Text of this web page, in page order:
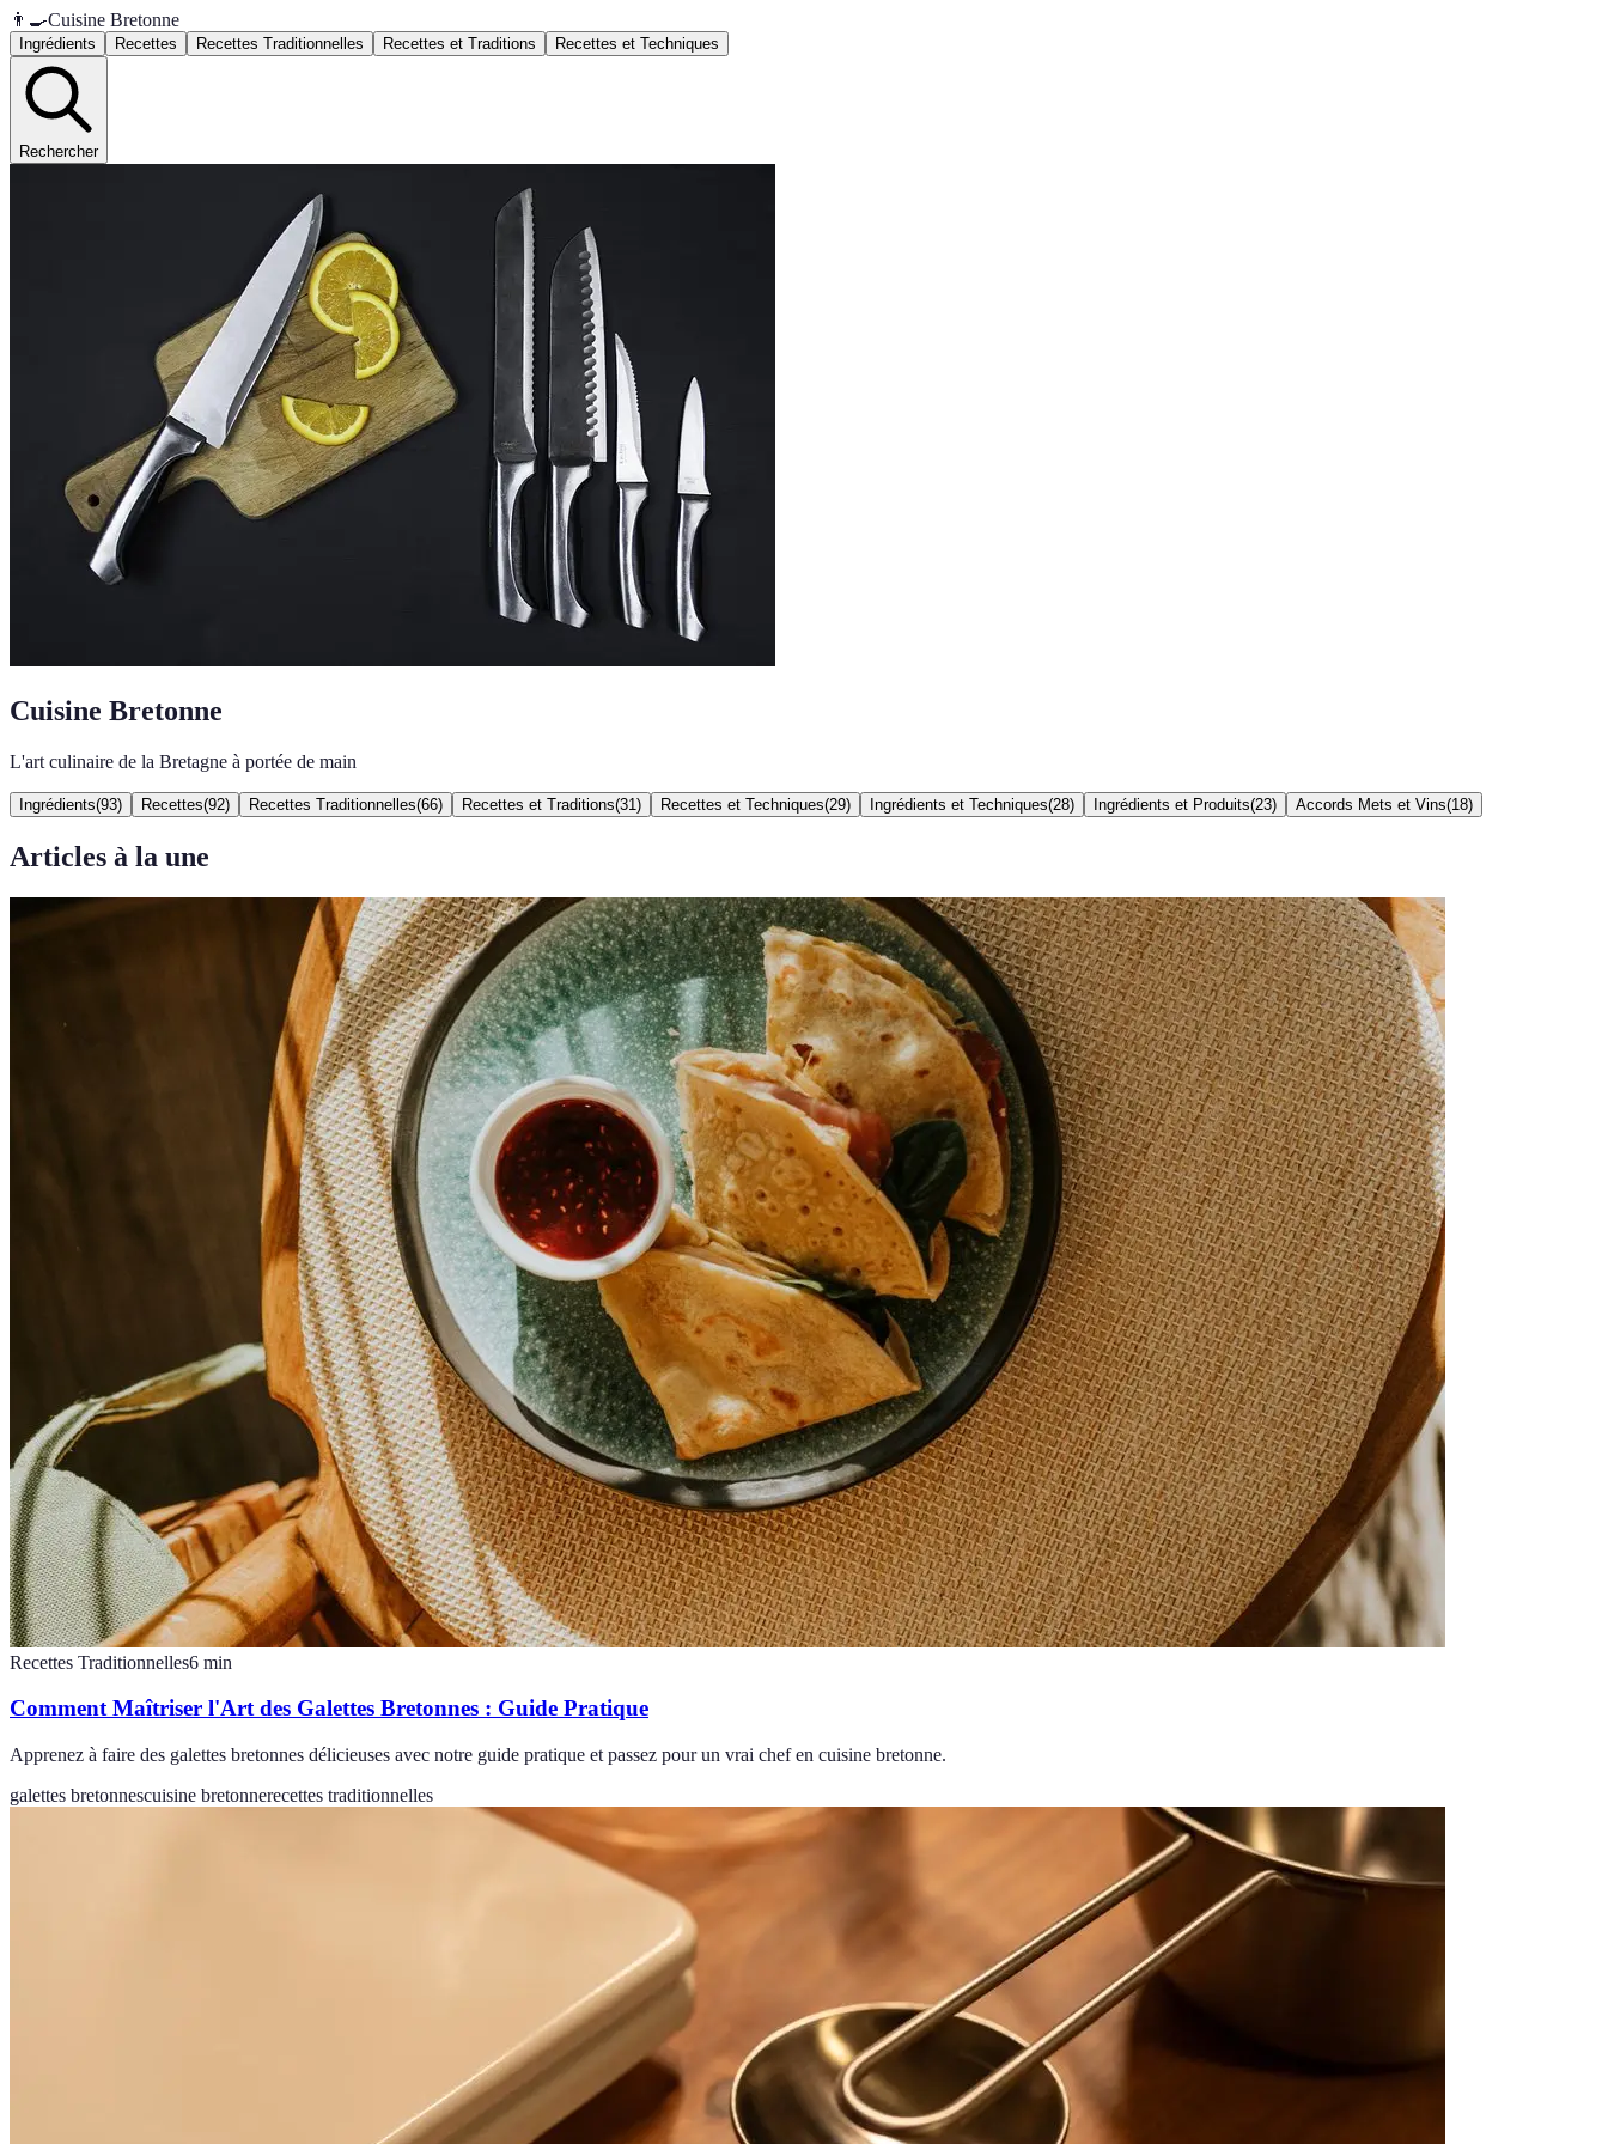
👨‍🍳Cuisine Bretonne
Ingrédients Recettes Recettes Traditionnelles Recettes et Traditions Recettes et Techniques
Rechercher
Cuisine Bretonne
L'art culinaire de la Bretagne à portée de main
Ingrédients(93) Recettes(92) Recettes Traditionnelles(66) Recettes et Traditions(31 ) Recettes et Techniques(29) Ingrédients et Techniques(28) Ingrédients et Produits(23) Accords Mets et Vins(18)
Articles à la une
Recettes Traditionnelles6 min
Comment Maîtriser l'Art des Galettes Bretonnes : Guide Pratique
Apprenez à faire des galettes bretonnes délicieuses avec notre guide pratique et passez pour un vrai chef en cuisine bretonne.
galettes bretonnescuisine bretonnerecettes traditionnelles